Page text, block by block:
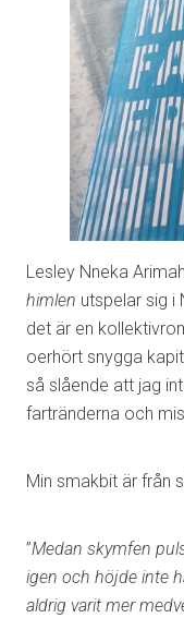
Lesley Nneka
himlen utspelar sig i
det är en
oerhört snygga
så slående att jag
fartränderna och
Min smakbit är från
”Medan skymfen
igen och höjde inte
aldrig varit mer